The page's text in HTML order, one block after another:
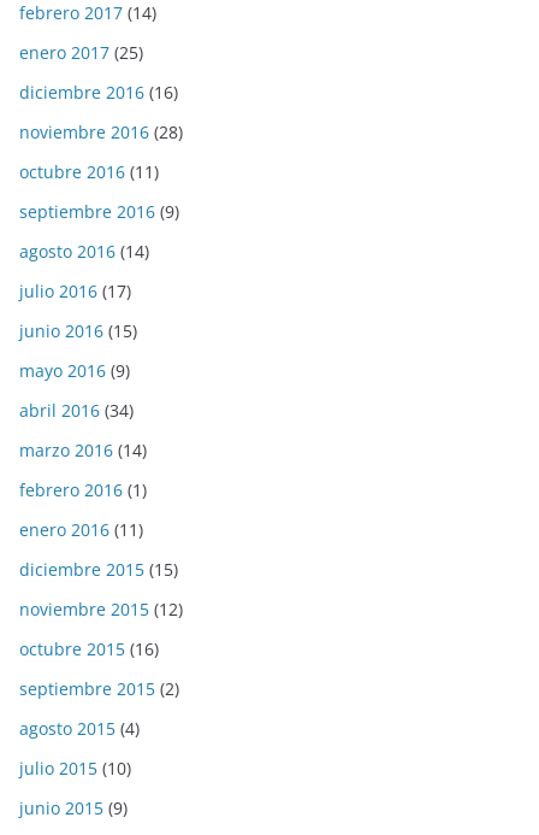
febrero 2017 (14)
enero 2017 (25)
diciembre 2016 (16)
noviembre 2016 (28)
octubre 2016 (11)
septiembre 2016 (9)
agosto 2016 (14)
julio 2016 (17)
junio 2016 (15)
mayo 2016 (9)
abril 2016 (34)
marzo 2016 (14)
febrero 2016 (1)
enero 2016 (11)
diciembre 2015 (15)
noviembre 2015 (12)
octubre 2015 (16)
septiembre 2015 (2)
agosto 2015 (4)
julio 2015 (10)
junio 2015 (9)